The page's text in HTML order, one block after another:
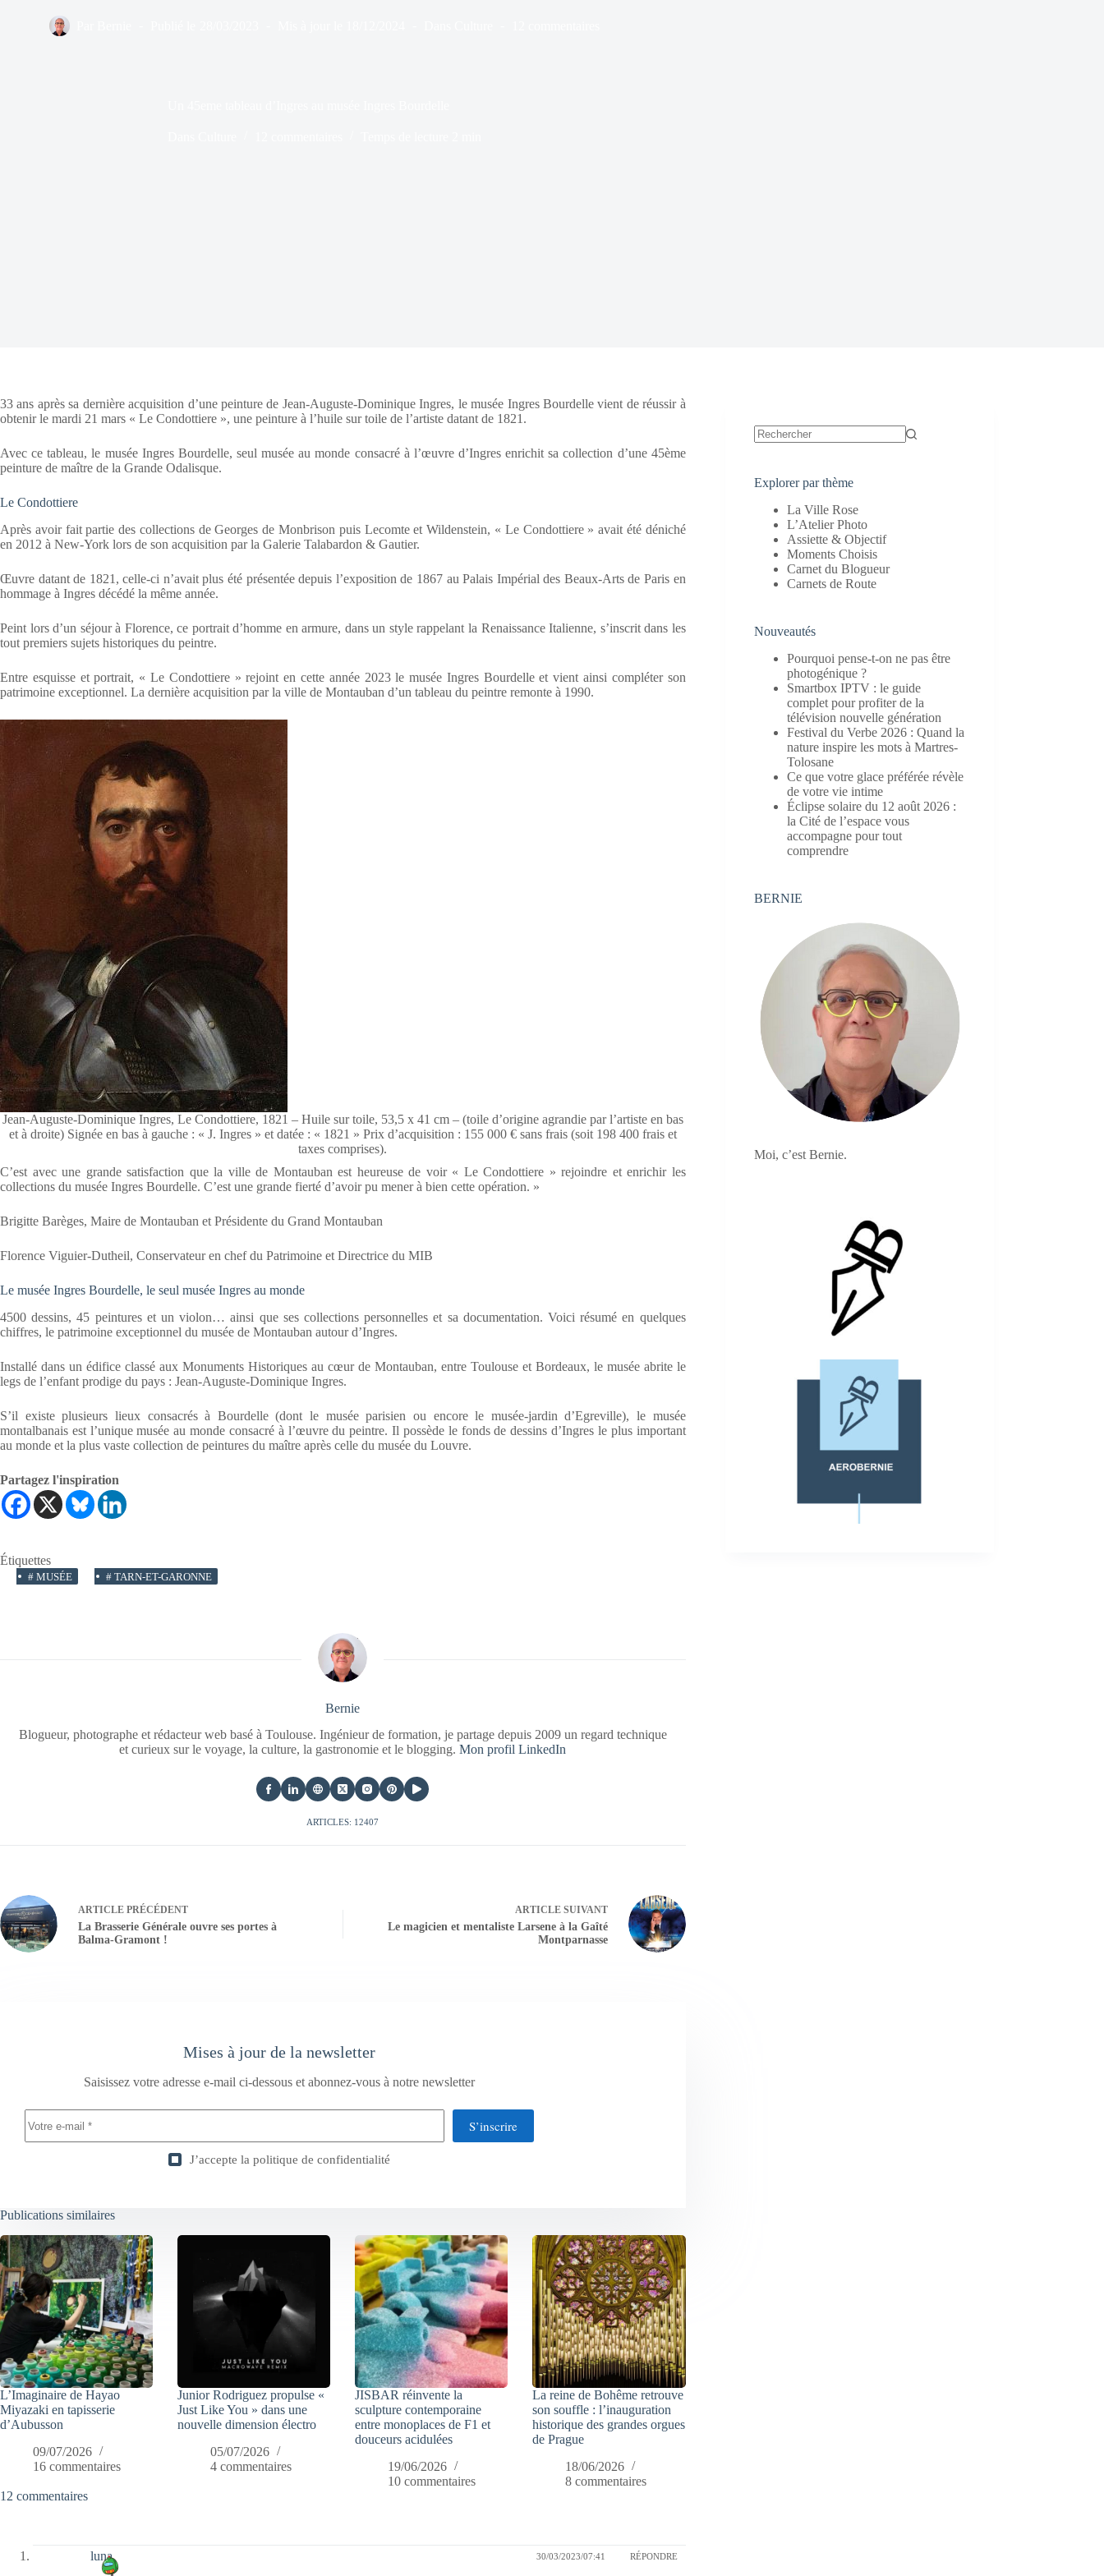
33 ans après sa dernière acquisition d’une peinture de Jean-Auguste-Dominique Ingres, le musée Ingres Bourdelle vient de réussir à
obtenir le mardi 21 mars « Le Condottiere », une peinture à l’huile sur toile de l’artiste datant de 1821.
Avec ce tableau, le musée Ingres Bourdelle, seul musée au monde consacré à l’œuvre d’Ingres enrichit sa collection d’une 45ème
peinture de maître de la Grande Odalisque.
Le Condottiere
Après avoir fait partie des collections de Georges de Monbrison puis Lecomte et Wildenstein, « Le Condottiere » avait été déniché
en 2012 à New-York lors de son acquisition par la Galerie Talabardon & Gautier.
Œuvre datant de 1821, celle-ci n’avait plus été présentée depuis l’exposition de 1867 au Palais Impérial des Beaux-Arts de Paris en
hommage à Ingres décédé la même année.
Peint lors d’un séjour à Florence, ce portrait d’homme en armure, dans un style rappelant la Renaissance Italienne, s’inscrit dans les
tout premiers sujets historiques du peintre.
Entre esquisse et portrait, « Le Condottiere » rejoint en cette année 2023 le musée Ingres Bourdelle et vient ainsi compléter son
patrimoine exceptionnel. La dernière acquisition par la ville de Montauban d’un tableau du peintre remonte à 1990.
Jean-Auguste-Dominique Ingres, Le Condottiere, 1821 – Huile sur toile, 53,5 x 41 cm – (toile d’origine agrandie par l’artiste en bas
et à droite) Signée en bas à gauche : « J. Ingres » et datée : « 1821 » Prix d’acquisition : 155 000 € sans frais (soit 198 400 frais et
taxes comprises).
C’est avec une grande satisfaction que la ville de Montauban est heureuse de voir « Le Condottiere » rejoindre et enrichir les
collections du musée Ingres Bourdelle. C’est une grande fierté d’avoir pu mener à bien cette opération. »
Brigitte Barèges, Maire de Montauban et Présidente du Grand Montauban
Florence Viguier-Dutheil, Conservateur en chef du Patrimoine et Directrice du MIB
Le musée Ingres Bourdelle, le seul musée Ingres au monde
4500 dessins, 45 peintures et un violon… ainsi que ses collections personnelles et sa documentation. Voici résumé en quelques
chiffres, le patrimoine exceptionnel du musée de Montauban autour d’Ingres.
Installé dans un édifice classé aux Monuments Historiques au cœur de Montauban, entre Toulouse et Bordeaux, le musée abrite le
legs de l’enfant prodige du pays : Jean-Auguste-Dominique Ingres.
S’il existe plusieurs lieux consacrés à Bourdelle (dont le musée parisien ou encore le musée-jardin d’Egreville), le musée
montalbanais est l’unique musée au monde consacré à l’œuvre du peintre. Il possède le fonds de dessins d’Ingres le plus important
au monde et la plus vaste collection de peintures du maître après celle du musée du Louvre.
Partagez l'inspiration
Étiquettes
# MUSÉE # TARN-ET-GARONNE
Bernie
Blogueur, photographe et rédacteur web basé à Toulouse. Ingénieur de formation, je partage depuis 2009 un regard technique
et curieux sur le voyage, la culture, la gastronomie et le blogging.Mon profil LinkedIn
ARTICLES: 12407
ARTICLE PRÉCÉDENT
La Brasserie Générale ouvre ses portes à
Balma-Gramont !
ARTICLESUIVANT
Le magicien et mentaliste Larsene à la Gaîté
Montparnasse
Mises à jour de la newsletter
Saisissez votre adresse e-mail ci-dessous et abonnez-vous à notre newsletter
S’inscrire
J’accepte la politique de confidentialité
Publications similaires
L’Imaginaire de Hayao
Miyazaki en tapisserie
d’Aubusson
09/07/2026
16 commentaires
Junior Rodriguez propulse «
Just Like You » dans une
nouvelle dimension électro
05/07/2026
4 commentaires
JISBAR réinvente la
sculpture contemporaine
entre monoplaces de F1 et
douceurs acidulées
19/06/2026
10 commentaires
La reine de Bohême retrouve
son souffle : l’inauguration
historique des grandes orgues
de Prague
18/06/2026
8 commentaires
12 commentaires
luna 30/03/2023/07:41 RÉPONDRE
Explorer par thème
La Ville Rose
L’Atelier Photo
Assiette & Objectif
Moments Choisis
Carnet du Blogueur
Carnets de Route
Nouveautés
Pourquoi pense-t-on ne pas être
photogénique ?
Smartbox IPTV : le guide
complet pour profiter de la
télévision nouvelle génération
Festival du Verbe 2026 : Quand la
nature inspire les mots à Martres-
Tolosane
Ce que votre glace préférée révèle
de votre vie intime
Éclipse solaire du 12 août 2026 :
la Cité de l’espace vous
accompagne pour tout
comprendre
BERNIE
Moi, c’est Bernie.